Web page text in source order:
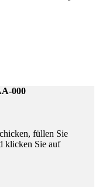
000
füllen Sie
klicken Sie auf